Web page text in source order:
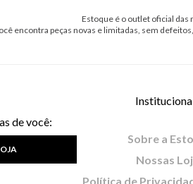
Estoque é o outlet oficial das
encontra peças novas e limitadas, sem
de você:
Sobre a
Nossas